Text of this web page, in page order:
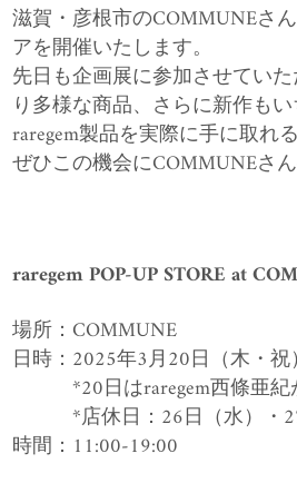
滋賀・彦根市のCOMMUNEさ
アを開催いたします。
先日も企画展に参加させてい
り多様な商品、さらに新作も
raregem製品を実際に手に取れ
ぜひこの機会にCOMMUNEさ
raregem POP-UP STORE at
場所： COMMUNE
日時： 2025年3月20日（木・祝
*20日はraregem西條亜
*店休日：26日（水）・
時間：11:00-19:00